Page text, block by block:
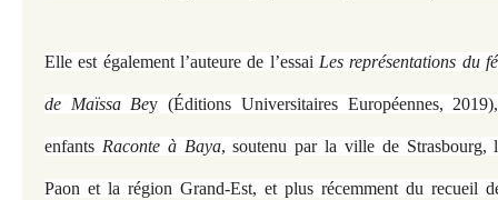
Elle est également l’auteure de l’essai Les représentations du
de Maïssa Bey (Éditions Universitaires Européennes,
enfants Raconte à Baya, soutenu par la ville de Strasbourg,
Paon et la région Grand-Est, et plus récemment du recueil